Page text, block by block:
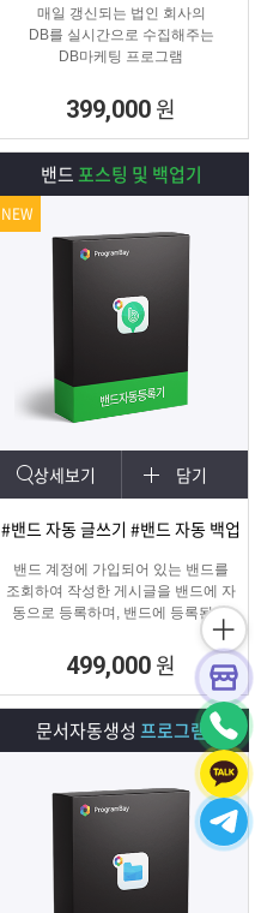
매일 갱신되는 법인 회사의
DB를 실시간으로 수집해주는
DB마케팅 프로그램
399,000 원
밴드포스팅 및 백업기
상세보기 담기
#밴드 자동 글쓰기 #밴드 자동 백업
밴드 계정에 가입되어 있는 밴드를
조회하여 작성한 게시글을 밴드에 자
동으로 등록하며, 밴드에 등록된 게
시물을 백업하여 파일로 저장하거나
다른 계정의 밴드에 자동으로 글을
복사할 수 있는 프로그램입니다.
499,000 원
NEW
문서자동생성 프로그램